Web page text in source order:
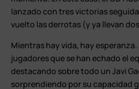
lanzado con tres victorias
vuelto las derrotas (y ya llevan
Mientras hay vida, hay esperanza.
jugadores que se han echado el
destacando sobre todo un Javi
sorprendiendo por su capacidad